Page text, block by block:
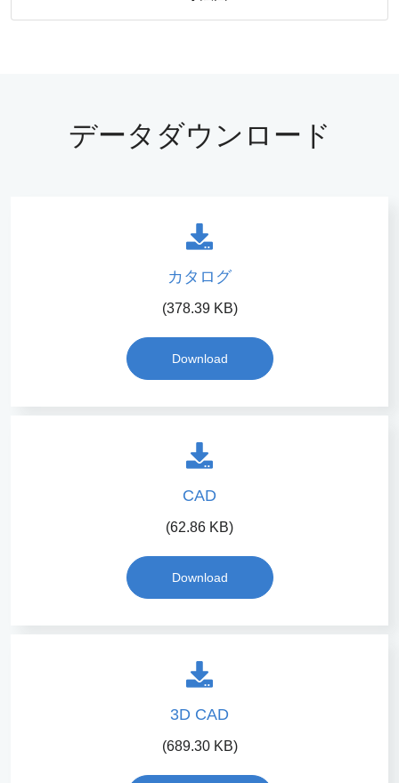
データダウンロード
カタログ
(378.39 KB)
Download
CAD
(62.86 KB)
Download
3D CAD
(689.30 KB)